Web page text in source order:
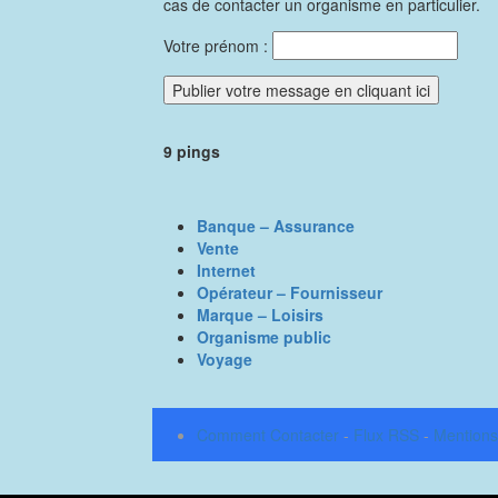
Votre prénom :
9 pings
Banque – Assurance
Vente
Internet
Opérateur – Fournisseur
Marque – Loisirs
Organisme public
Voyage
Comment Contacter - Flux RSS -